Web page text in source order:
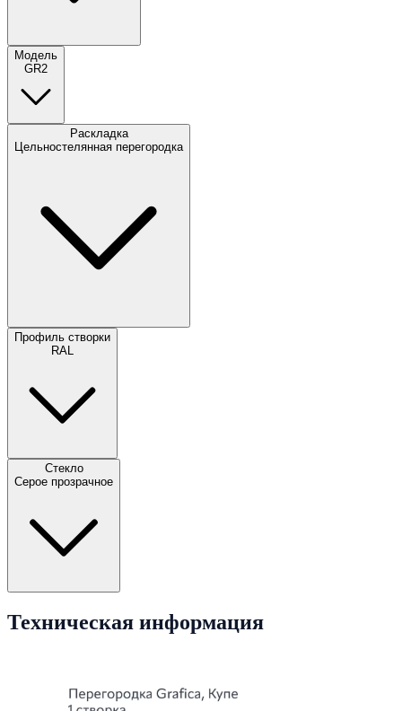
Модель
GR2
Раскладка
Цельностелянная перегородка
Профиль створки
RAL
Стекло
Серое прозрачное
Техническая информация